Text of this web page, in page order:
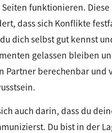
funktionieren.
dass sich Konflikte
dich selbst gut kennst
gelassen bleiben
Partner berechenbar und
auch darin, dass du
Du bist in der